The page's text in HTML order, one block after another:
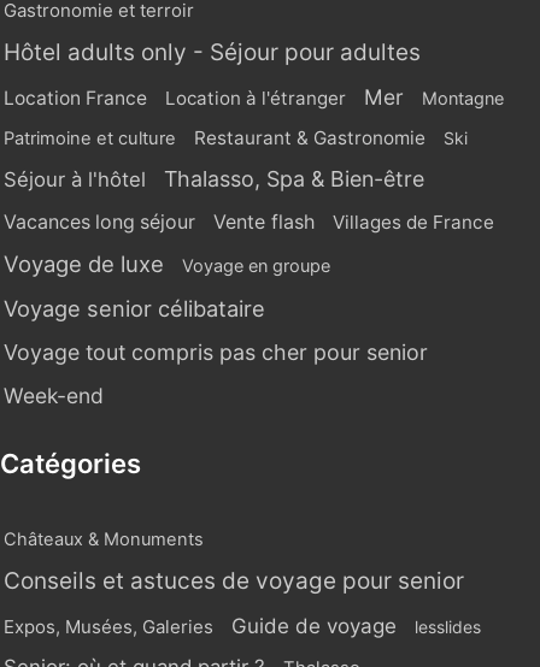
Gastronomie et terroir
Hôtel adults only - Séjour pour adultes
Location France Location à l'étranger Mer Montagne
Patrimoine et culture Restaurant & Gastronomie Ski
Séjour à l'hôtel Thalasso, Spa & Bien-être
Vacances long séjour Vente flash Villages de France
Voyage de luxe Voyage en groupe
Voyage senior célibataire
Voyage tout compris pas cher pour senior
Week-end
Catégories
Châteaux & Monuments
Conseils et astuces de voyage pour senior
Expos, Musées, Galeries Guide de voyage lesslides